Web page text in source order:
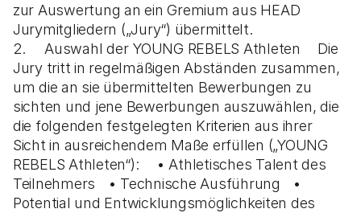
zur Auswertung an ein Gremium aus HEAD
Jurymitgliedern („Jury“) übermittelt.
2. Auswahl der YOUNG REBELS Athleten Die
Jury tritt in regelmäßigen Abständen zusammen,
um die an sie übermittelten Bewerbungen zu
sichten und jene Bewerbungen auszuwählen, die
die folgenden festgelegten Kriterien aus ihrer
Sicht in ausreichendem Maße erfüllen („YOUNG
REBELS Athleten“): • Athletisches Talent des
Teilnehmers • Technische Ausführung •
Potential und Entwicklungsmöglichkeiten des